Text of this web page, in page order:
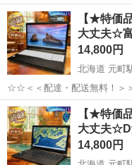
沖縄 那覇市 管楽器
【★特価
大丈夫☆
14,800円
北海道 元町
☆☆＜＜配達・配送無料！＞
す また、札幌市内の方に限り BDレコーダー・PCの設置をお手伝いで
きます ※お問い合わせ時に必ずコ
サポート...
北海道 札幌市 元町駅
【★特価
大丈夫
14,800円